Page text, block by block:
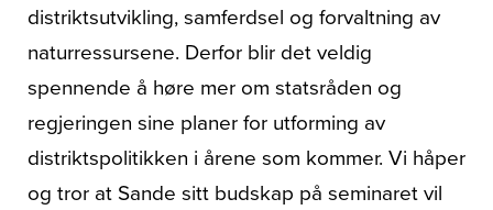
distriktsutvikling, samferdsel og forvaltning av
naturressursene. Derfor blir det veldig
spennende å høre mer om statsråden og
regjeringen sine planer for utforming av
distriktspolitikken i årene som kommer. Vi håper
og tror at Sande sitt budskap på seminaret vil